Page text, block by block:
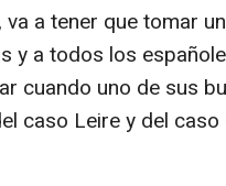
a tener que tomar
y a todos los
cuando uno de sus
caso Leire y del